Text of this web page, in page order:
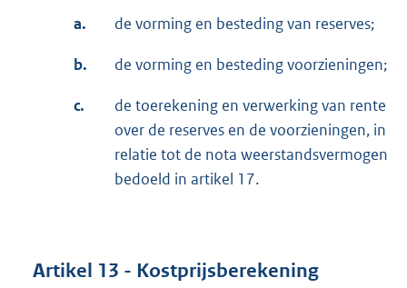
a. de vorming en besteding van reserves;
b. de vorming en besteding voorzieningen;
c.
de toerekening en verwerking van rente
over de reserves en de voorzieningen, in
relatie tot de nota weerstandsvermogen
bedoeld in artikel 17.
Artikel 13 - Kostprijsberekening